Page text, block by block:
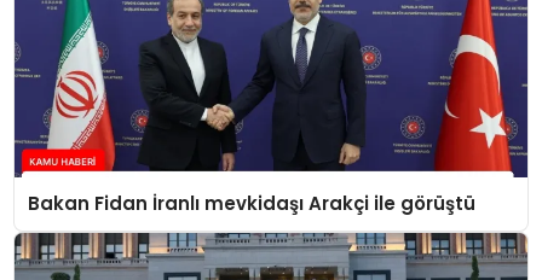
Bakan Fidan İranlı mevkidaşı Arakçi ile görüştü